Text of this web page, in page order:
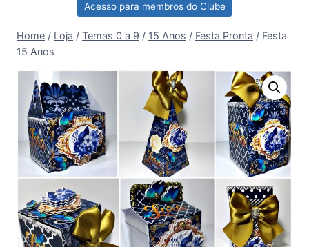
Acesso para membros do Clube
Home / Loja / Temas 0 a 9 / 15 Anos / Festa Pronta / Festa
15 Anos